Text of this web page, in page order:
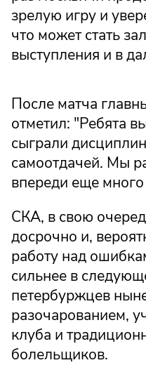
зрелую игру и
что может стать
выступления и в
После матча
отметил: "Ребята
сыграли
самоотдачей. Мы
впереди еще
СКА, в свою
досрочно и,
работу над
сильнее в
петербуржцев
разочарованием,
клуба и
болельщиков.